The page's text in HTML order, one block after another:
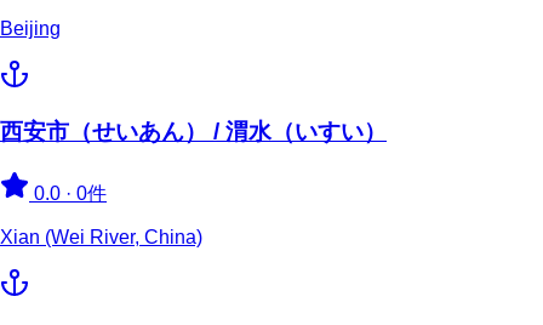
Beijing
西安市（せいあん） / 渭水（いすい）
0.0 · 0件
Xian (Wei River, China)